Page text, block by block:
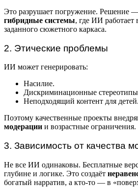
Это разрушает погружение. Решение —
гибридные системы, где ИИ работает
заданного сюжетного каркаса.
2. Этические проблемы
ИИ может генерировать:
Насилие.
Дискриминационные
Неподходящий контент для детей.
Поэтому качественные проекты
модерации и возрастные ограничения.
3. Зависимость от качества
Не все ИИ одинаковы. Бесплатные
глубине и логике. Это создаёт
богатый нарратив, а кто-то — в